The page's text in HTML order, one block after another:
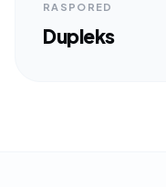
RASPORED
Dupleks